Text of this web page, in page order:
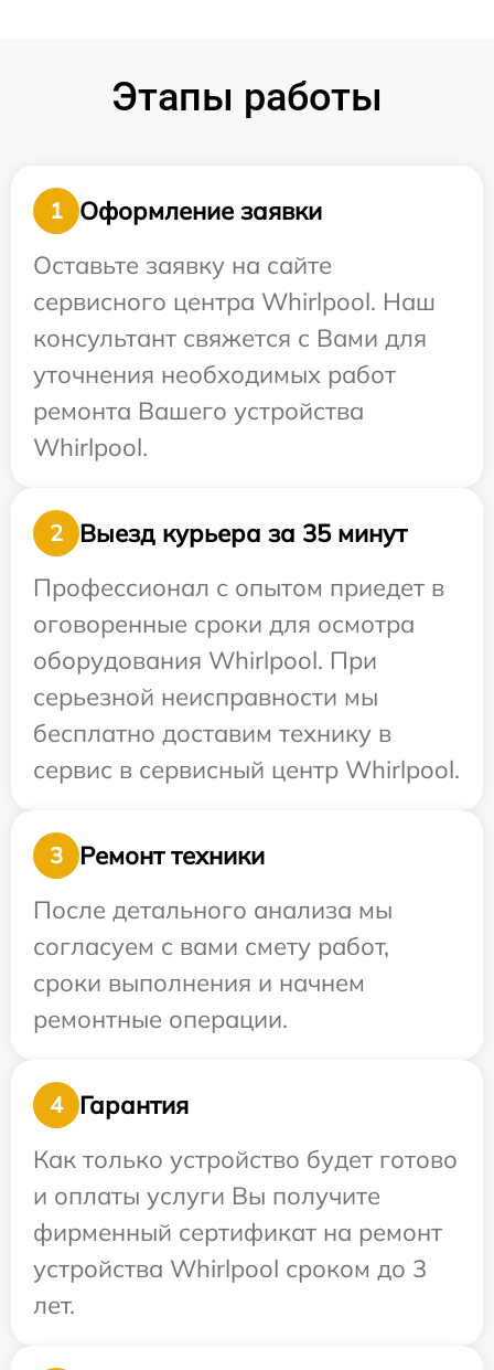
Этапы работы
1
Оформление заявки
Оставьте заявку на сайте
сервисного центра Whirlpool. Наш
консультант свяжется с Вами для
уточнения необходимых работ
ремонта Вашего устройства
Whirlpool.
2
Выезд курьера за 35 минут
Профессионал с опытом приедет в
оговоренные сроки для осмотра
оборудования Whirlpool. При
серьезной неисправности мы
бесплатно доставим технику в
сервис в сервисный центр Whirlpool.
3
Ремонт техники
После детального анализа мы
согласуем с вами смету работ,
сроки выполнения и начнем
ремонтные операции.
4
Гарантия
Как только устройство будет готово
и оплаты услуги Вы получите
фирменный сертификат на ремонт
устройства Whirlpool сроком до 3
лет.